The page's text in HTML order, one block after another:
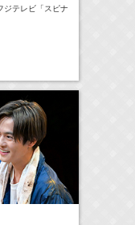
ジテレビ「スピナ